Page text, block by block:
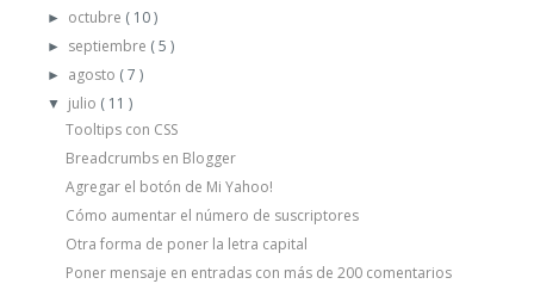
► octubre ( 10 )
► septiembre ( 5 )
► agosto ( 7 )
▼ julio ( 11 )
Tooltips con CSS
Breadcrumbs en Blogger
Agregar el botón de Mi Yahoo!
Cómo aumentar el número de suscriptores
Otra forma de poner la letra capital
Poner mensaje en entradas con más de 200 comentarios